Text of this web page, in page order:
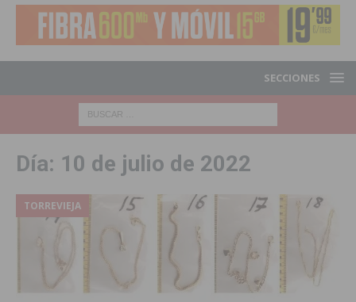
SECCIONES
Día: 10 de julio de 2022
TORREVIEJA